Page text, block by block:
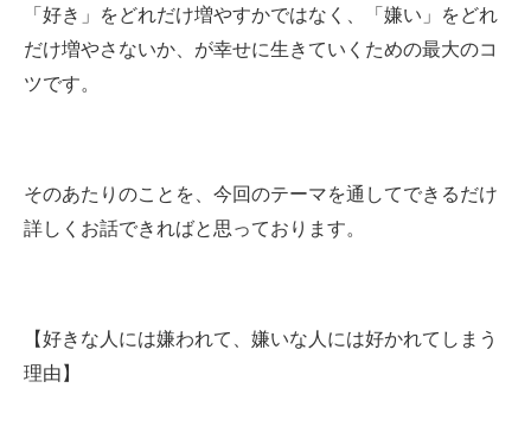
「好き」をどれだけ増やすかではなく、「嫌い」をどれ
だけ増やさないか、が幸せに生きていくための最大のコ
ツです。
そのあたりのことを、今回のテーマを通してできるだけ
詳しくお話できればと思っております。
【好きな人には嫌われて、嫌いな人には好かれてしまう
理由】